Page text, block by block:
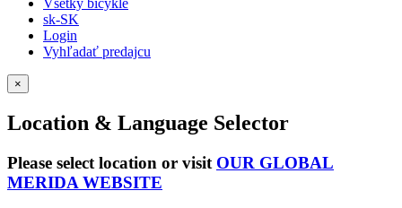
Všetky bicykle
sk-SK
Login
Vyhľadať predajcu
×
Location & Language Selector
Please select location or visit OUR GLOBAL
MERIDA WEBSITE